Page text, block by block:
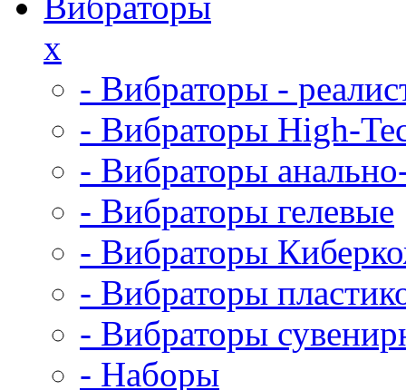
x
- Вибраторы -
- Вибраторы High-
- Вибраторы
- Вибраторы гелевые
- Вибраторы
- Вибраторы
- Вибраторы
- Наборы